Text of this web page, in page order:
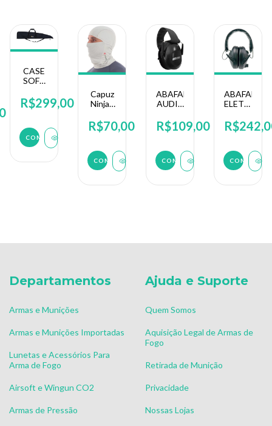
CASE
SOFT
ARMAS
LONGAS
PULSE
T119
R$299,00
COMPRAR
Capuz
Ninja -
-
Fishing
R$70,00
ABAFADOR
AUDIX
R$109,00
ABAFADOR
CREZT
Departamentos
Armas e Munições
Armas e Munições Importadas
Lunetas e Acessórios Para
Arma de Fogo
Airsoft e Wingun CO2
Armas de Pressão
Ajuda e Suporte
Quem Somos
Aquisição Legal de Armas de
Fogo
Retirada de Munição
Privacidade
Nossas Lojas